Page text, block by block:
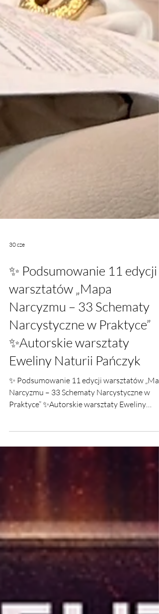
30 cze
✨ Podsumowanie 11 edycji
warsztatów „Mapa
Narcyzmu – 33 Schematy
Narcystyczne w Praktyce”
✨Autorskie warsztaty
Eweliny Naturii Pańczyk
Naturii Pańczyk